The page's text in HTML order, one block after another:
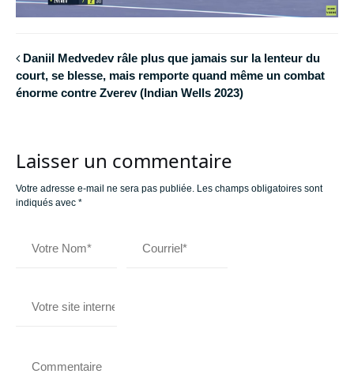
Daniil Medvedev râle plus que jamais sur la lenteur du
court, se blesse, mais remporte quand même un combat
énorme contre Zverev (Indian Wells 2023)
Laisser un commentaire
Votre adresse e-mail ne sera pas publiée. Les champs obligatoires sont
indiqués avec *